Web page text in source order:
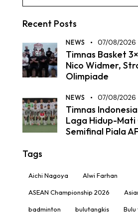
Recent Posts
NEWS 07/08/2026
Timnas Basket
Nico Widmer,
Olimpiade
NEWS 07/08/2026
Timnas
Laga Hidup-Mati
Semifinal Piala
Tags
Aichi Nagoya Alwi Farhan
ASEAN Championship 2026
badminton bulutangkis Bulu